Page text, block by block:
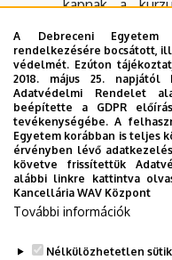
kapnak a
A
telefonszámon: +36 52
A Debreceni
rendelkezésére bocsátott,
védelmét. Ezúton
2018. május 25. napjától
Adatvédelmi Rendelet
beépítette a GDPR
tevékenységébe. A
Egyetem korábban is teljes
érvényben lévő
követve frissítettük
alábbi linkre kattintva
Kancellária WAV Központ
További információk
Nélkülözhetetlen sütik